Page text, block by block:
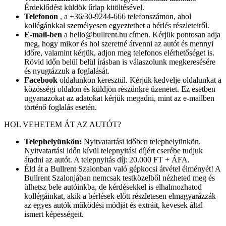
Érdeklődést küldök űrlap kitöltésével.
Telefonon , a +36/30-9244-666 telefonszámon, ahol
kollégánkkal személyesen egyeztethet a bérlés részleteiről.
E-mail-ben a hello@bullrent.hu címen. Kérjük pontosan adja
meg, hogy mikor és hol szeretné átvenni az autót és mennyi
időre, valamint kérjük, adjon meg telefonos elérhetőséget is.
Rövid időn belül belül írásban is válaszolunk megkeresésére
és nyugtázzuk a foglalását.
Facebook oldalunkon keresztül. Kérjük kedvelje oldalunkat a
közösségi oldalon és küldjön részünkre üzenetet. Ez esetben
ugyanazokat az adatokat kérjük megadni, mint az e-mailben
történő foglalás esetén.
HOL VEHETEM ÁT AZ AUTÓT?
Telephelyünkön: Nyitvatartási időben telephelyünkön.
Nyitvatartási időn kívül telepnyitási díjért cserébe tudjuk
átadni az autót. A telepnyitás díj: 20.000 FT + ÁFA.
Éld át a Bullrent Szalonban való gépkocsi átvétel élményét! A
Bullrent Szalonjában nemcsak testközelből nézheted meg és
ülhetsz bele autóinkba, de kérdésekkel is elhalmozhatod
kollégáinkat, akik a bérlések előtt részletesen elmagyarázzák
az egyes autók működési módját és extráit, kevesek által
ismert képességeit.